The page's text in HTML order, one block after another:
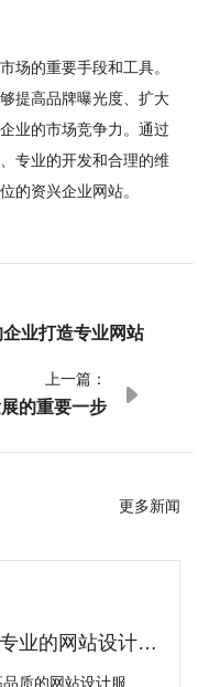
场的重要手段和工具。
提高品牌曝光度、扩大
业的市场竞争力。通过
专业的开发和合理的维
的资兴企业网站。
业打造专业网站
上一篇：
的重要一步

更多新闻
业的网站设计服
质的网站设计服